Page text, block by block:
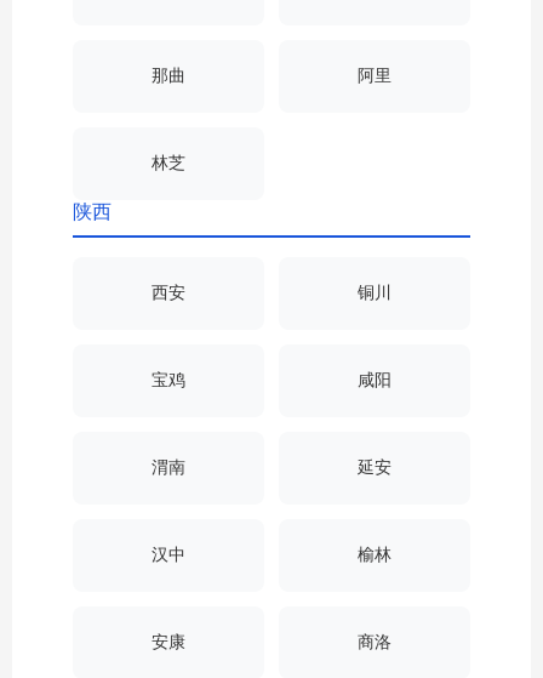
那曲 阿里
林芝
陕西
西安 铜川
宝鸡 咸阳
渭南 延安
汉中 榆林
安康 商洛